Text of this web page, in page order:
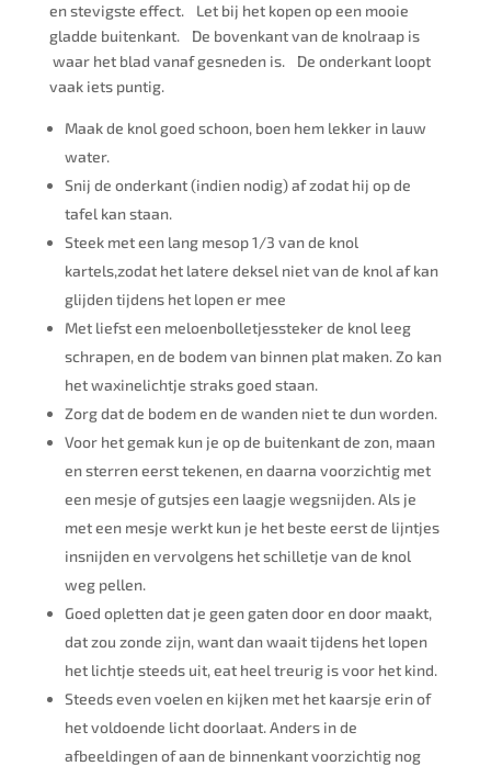
en stevigste effect. Let bij het kopen op een mooie
gladde buitenkant. De bovenkant van de knolraap is
waar het blad vanaf gesneden is. De onderkant loopt
vaak iets puntig.
Maak de knol goed schoon, boen hem lekker in lauw
water.
Snij de onderkant (indien nodig) af zodat hij op de
tafel kan staan.
Steek met een lang mesop 1/3 van de knol
kartels,zodat het latere deksel niet van de knol af kan
glijden tijdens het lopen er mee
Met liefst een meloenbolletjessteker de knol leeg
schrapen, en de bodem van binnen plat maken. Zo kan
het waxinelichtje straks goed staan.
Zorg dat de bodem en de wanden niet te dun worden.
Voor het gemak kun je op de buitenkant de zon, maan
en sterren eerst tekenen, en daarna voorzichtig met
een mesje of gutsjes een laagje wegsnijden. Als je
met een mesje werkt kun je het beste eerst de lijntjes
insnijden en vervolgens het schilletje van de knol
weg pellen.
Goed opletten dat je geen gaten door en door maakt,
dat zou zonde zijn, want dan waait tijdens het lopen
het lichtje steeds uit, eat heel treurig is voor het kind.
Steeds even voelen en kijken met het kaarsje erin of
het voldoende licht doorlaat. Anders in de
afbeeldingen of aan de binnenkant voorzichtig nog